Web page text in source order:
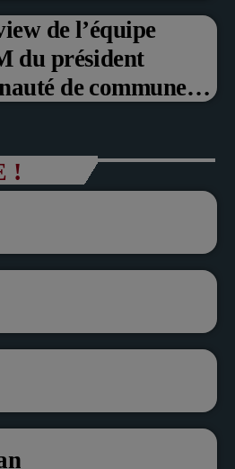
de l’équipe
du président
de communes
com de com
!